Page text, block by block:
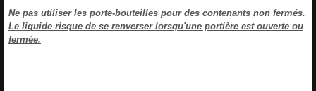
Ne pas utiliser les porte-bouteilles pour des contenants non fermés.
Le liquide risque de se renverser lorsqu'une portière est ouverte ou
fermée.